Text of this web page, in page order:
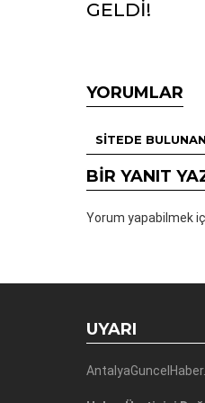
GELDİ!
YORUMLAR
SITEDE BULUNAN
BIR YANIT
Yorum yapabilmek
UYARI